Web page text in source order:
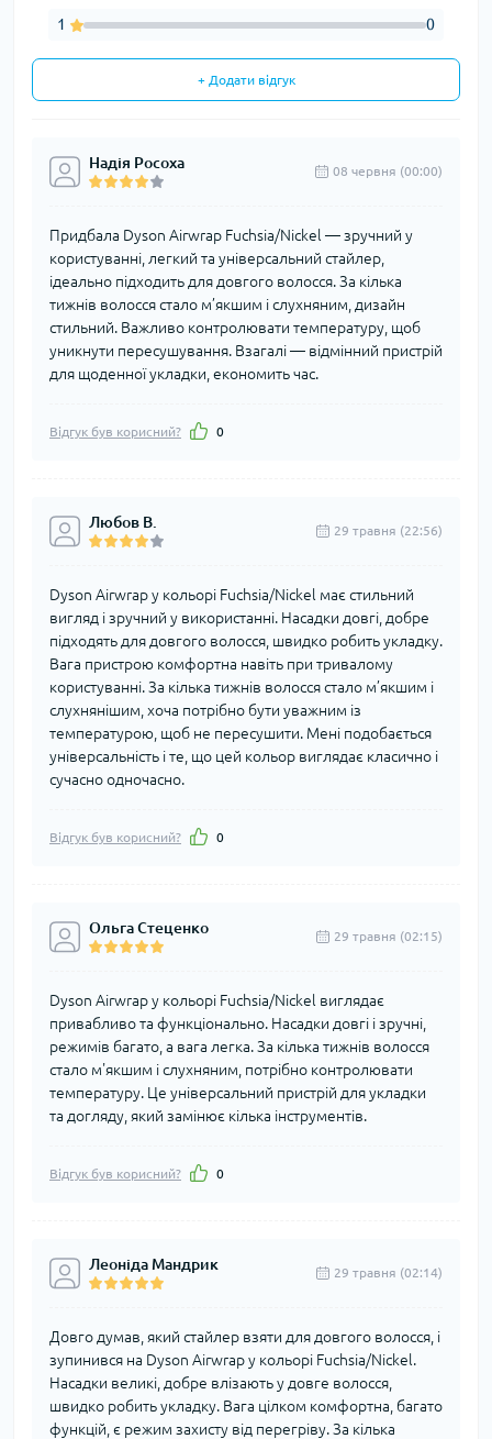
1 0
+ Додати відгук
Надія Росоха 08 червня (00:00)
Придбала Dyson Airwrap Fuchsia/Nickel — зручний у
користуванні, легкий та універсальний стайлер,
ідеально підходить для довгого волосся. За кілька
тижнів волосся стало м’якшим і слухняним, дизайн
стильний. Важливо контролювати температуру, щоб
уникнути пересушування. Взагалі — відмінний пристрій
для щоденної укладки, економить час.
Відгук був корисний? 0
Любов В. 29 травня (22:56)
Dyson Airwrap у кольорі Fuchsia/Nickel має стильний
вигляд і зручний у використанні. Насадки довгі, добре
підходять для довгого волосся, швидко робить укладку.
Вага пристрою комфортна навіть при тривалому
користуванні. За кілька тижнів волосся стало м’якшим і
слухнянішим, хоча потрібно бути уважним із
температурою, щоб не пересушити. Мені подобається
універсальність і те, що цей кольор виглядає класично і
сучасно одночасно.
Відгук був корисний? 0
Ольга Стеценко 29 травня (02:15)
Dyson Airwrap у кольорі Fuchsia/Nickel виглядає
привабливо та функціонально. Насадки довгі і зручні,
режимів багато, а вага легка. За кілька тижнів волосся
стало м'якшим і слухняним, потрібно контролювати
температуру. Це універсальний пристрій для укладки
та догляду, який замінює кілька інструментів.
Відгук був корисний? 0
Леоніда Мандрик 29 травня (02:14)
Довго думав, який стайлер взяти для довгого волосся, і
зупинився на Dyson Airwrap у кольорі Fuchsia/Nickel.
Насадки великі, добре влізають у довге волосся,
швидко робить укладку. Вага цілком комфортна, багато
функцій, є режим захисту від перегріву. За кілька